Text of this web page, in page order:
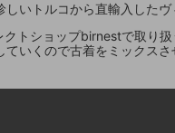
しいトルコから直輸入した
クトショップbirnestで取り
ていくので古着をミックスさ